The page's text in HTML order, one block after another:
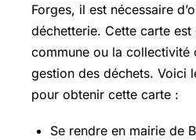
Forges, il est nécessaire
déchetterie. Cette carte
commune ou la collectivité
gestion des déchets. Voici
pour obtenir cette carte :
Se rendre en mairie de